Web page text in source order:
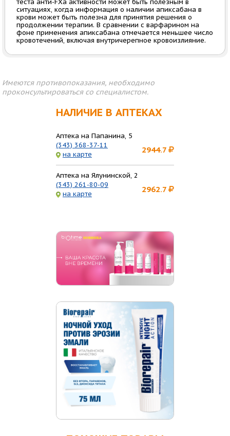
теста анти-FXa активности может быть полезным в
ситуациях, когда информация о наличии апиксабана в
крови может быть полезна для принятия решения о
продолжении терапии. В сравнении с варфарином на
фоне применения апиксабана отмечается меньшее число
кровотечений, включая внутричерепное кровоизлияние.
Имеются противопоказания, необходимо
проконсультироваться со специалистом.
НАЛИЧИЕ В АПТЕКАХ
Аптека на Папанина, 5
(343) 368-37-11
на карте
2944.7
Аптека на Ялунинской, 2
(343) 261-80-09
на карте
2962.7